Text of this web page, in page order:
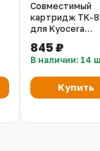
Совместимый
картридж TK-
для Kyocera
yellow/желтый.
Ресурс 12K
845 ₽
В наличии: 14
Купить